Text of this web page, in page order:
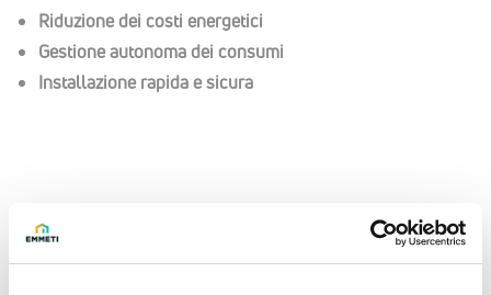
Riduzione dei costi energetici
Gestione autonoma dei consumi
Installazione rapida e sicura